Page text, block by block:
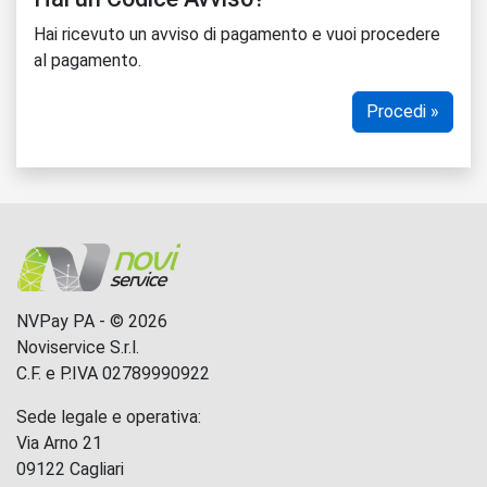
Hai ricevuto un avviso di pagamento e vuoi procedere
al pagamento.
Procedi »
NVPay PA - © 2026
Noviservice S.r.l.
C.F. e P.IVA 02789990922
Sede legale e operativa:
Via Arno 21
09122 Cagliari